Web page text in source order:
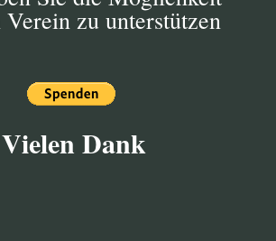
Verein zu unterstützen
Vielen Dank